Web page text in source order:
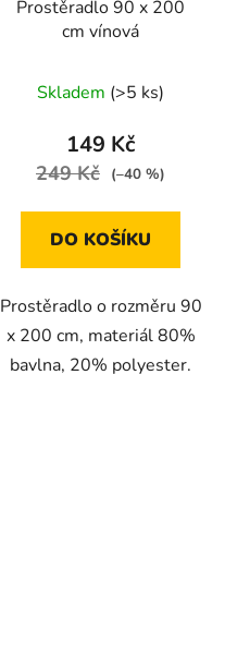
Prostěradlo 90 x 200
cm vínová
Skladem (>5 ks)
149 Kč
249 Kč (–40 %)
DO KOŠÍKU
Prostěradlo o rozměru 90
x 200 cm, materiál 80%
bavlna, 20% polyester.